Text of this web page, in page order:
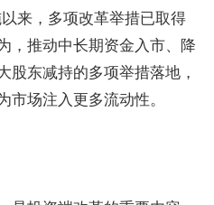
来，多项改革举措已取得
，推动中长期资金入市、降
股东减持的多项举措落地，
市场注入更多流动性。